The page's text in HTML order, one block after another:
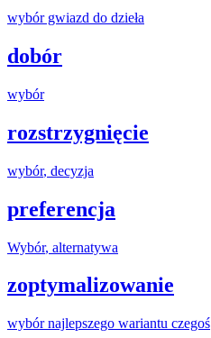
wybórgwiazd do dzieła
dobór
wybór
rozstrzygnięcie
wybór, decyzja
preferencja
Wybór, alternatywa
zoptymalizowanie
wybórnajlepszego wariantu czegoś